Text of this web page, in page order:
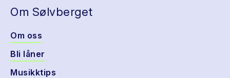
Om Sølvberget
Om oss
Bli låner
Musikktips